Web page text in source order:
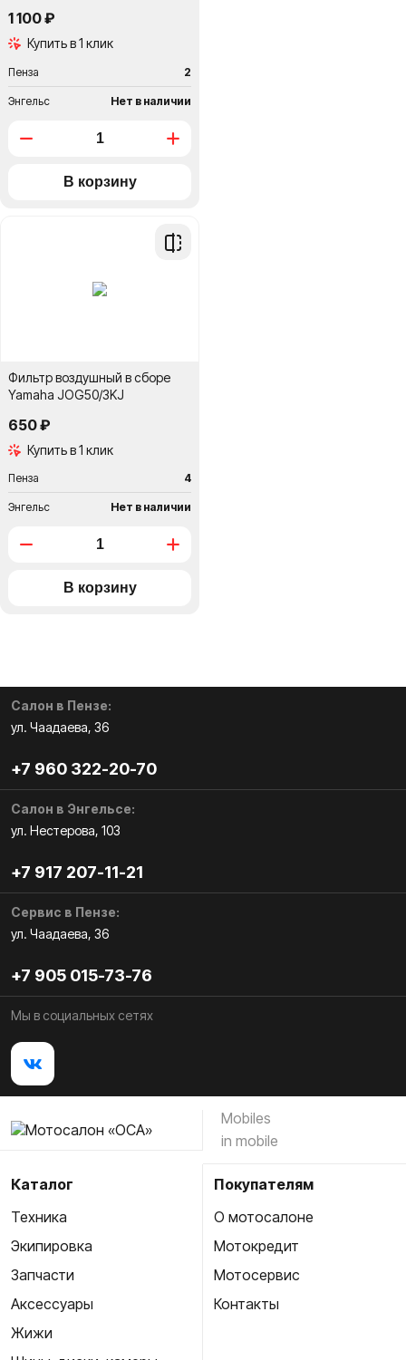
1 100 ₽
Купить в 1 клик
Пенза 2
Энгельс Нет в наличии
Добавить
Фильтр воздушный в сборе
Yamaha JOG50/3KJ
650 ₽
Купить в 1 клик
Пенза 4
Энгельс Нет в наличии
Салон в Пензе:
ул. Чаадаева, 36
+7 960 322-20-70
Салон в Энгельсе:
ул. Нестерова, 103
+7 917 207-11-21
Сервис в Пензе:
ул. Чаадаева, 36
+7 905 015-73-76
Мы в социальных сетях
Mobiles
in mobile
Каталог
Техника
Экипировка
Запчасти
Аксессуары
Жижи
Покупателям
О мотосалоне
Мотокредит
Мотосервис
Контакты